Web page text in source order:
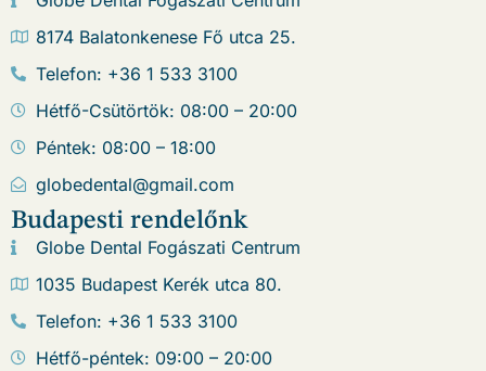
8174 Balatonkenese Fő utca 25.
Telefon: +36 1 533 3100
Hétfő-Csütörtök: 08:00 – 20:00
Péntek: 08:00 – 18:00
globedental@gmail.com
Budapesti rendelőnk
Globe Dental Fogászati Centrum
1035 Budapest Kerék utca 80.
Telefon: +36 1 533 3100
Hétfő-péntek: 09:00 – 20:00